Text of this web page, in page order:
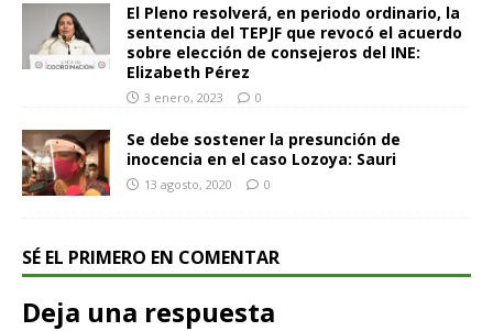
El Pleno resolverá, en periodo ordinario, la
sentencia del TEPJF que revocó el acuerdo
sobre elección de consejeros del INE:
Elizabeth Pérez
3 enero, 2023 0
Se debe sostener la presunción de
inocencia en el caso Lozoya: Sauri
13 agosto, 2020 0
SÉ EL PRIMERO EN COMENTAR
Deja una respuesta